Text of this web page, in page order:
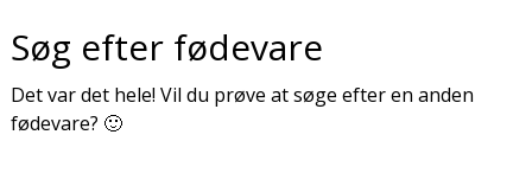
Søg efter fødevare
Det var det hele! Vil du prøve at søge efter en anden
fødevare? 🙂